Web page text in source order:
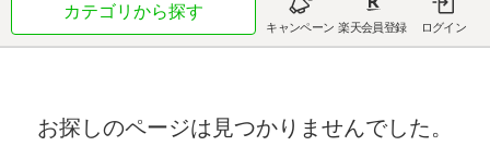
カテゴリから探す
キャンペーン 楽天会員登録 ログイン
お探しのページは見つかりませんでした。